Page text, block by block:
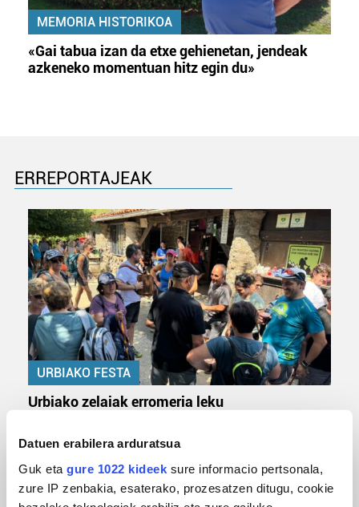
Datuen erabilera arduratsua
Guk eta gure 1022 kideek sure informacio pertsonala,
zure IP zenbakia, esaterako, prozesatzen ditugu, cookie
MEMORIA HISTORIKOA
«Gai tabua izan da etxe gehienetan, jendeak
azkeneko momentuan hitz egin du»
ERREPORTAJEAK
URBIAKO FESTA
Urbiako zelaiak erromeria leku